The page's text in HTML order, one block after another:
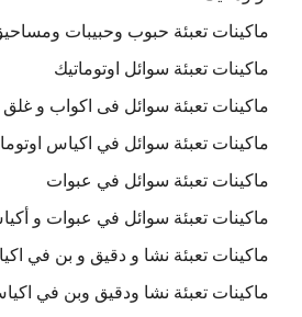
ماكينات تعبئة حبوب وحبيبات
ماكينات تعبئة سوائل اوتوماتيك
ماكينات تعبئة سوائل فى اكواب و غلق
ماكينات تعبئة سوائل في اكياس
ماكينات تعبئة سوائل في عبوات
ماكينات تعبئة سوائل في عبوات و
ماكينات تعبئة نشا و دقيق و بن في
ماكينات تعبئة نشا ودقيق وبن في